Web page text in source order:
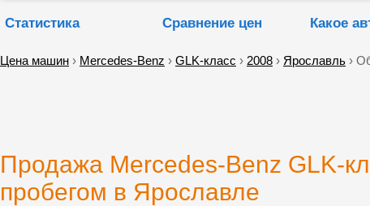
Статистика Сравнение цен Какое
Цена машин › Mercedes-Benz › GLK-класс › 2008 › Ярославль ›
Продажа Mercedes-Benz GLK-
пробегом в Ярославле